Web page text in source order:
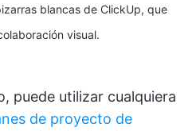
blancas de ClickUp, que
visual.
puede utilizar cualquiera
de proyecto de